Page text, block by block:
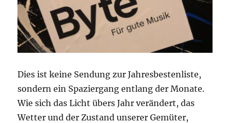
Dies ist keine Sendung zur Jahresbestenliste,
sondern ein Spaziergang entlang der Monate.
Wie sich das Licht übers Jahr verändert, das
Wetter und der Zustand unserer Gemüter,